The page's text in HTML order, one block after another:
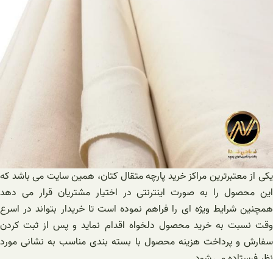
یکی از معتبرترین مراکز خرید پارچه متقال کتان، همین سایت می باشد که
این محصول را به صورت اینترنتی در اختیار مشتریان قرار می دهد
همچنین شرایط ویژه ای را فراهم نموده است تا خریدار بتواند در اسرع
وقت نسبت به خرید محصول دلخواه اقدام نماید و پس از ثبت‌ کردن
سفارش و پرداخت هزینه محصول با بسته بندی مناسب به نشانی مورد